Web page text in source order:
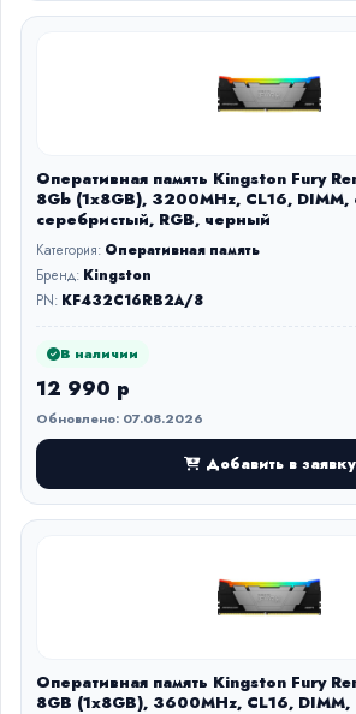
Оперативная память Kingston Fury
8Gb (1x8GB), 3200MHz, CL16, DIMM,
серебристый, RGB, черный
Категория: Оперативная память
Бренд: Kingston
PN: KF432C16RB2A/8
В наличии
12 990 р
Обновлено: 07.08.2026
Добавить в заявку
Оперативная память Kingston Fury
8GB (1x8GB), 3600MHz, CL16,